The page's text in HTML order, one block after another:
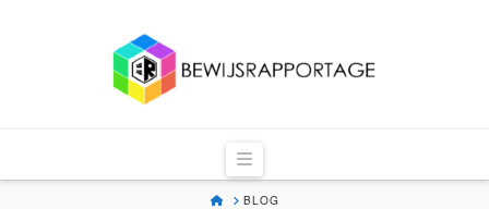
Navigation
HOMEBLOG